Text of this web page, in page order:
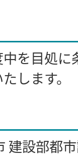
を目処
します。
建設部都